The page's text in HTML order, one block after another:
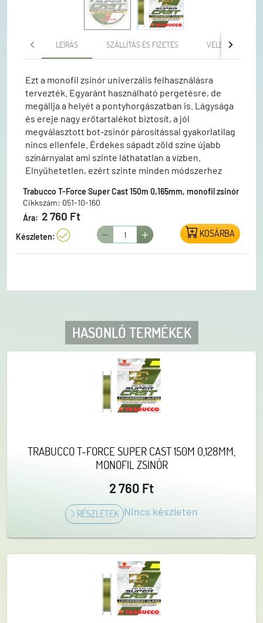
LEÍRÁS SZÁLLÍTÁS ÉS FIZETÉS VÉLEMÉNYEK
Ezt a monofil zsinór univerzális felhasználásra
tervezték. Egyaránt használható pergetésre, de
megállja a helyét a pontyhorgászatban is. Lágysága
és ereje nagy erőtartalékot biztosít, a jól
megválasztott bot-zsinór párosítással gyakorlatilag
nincs ellenfele. Érdekes sápadt zöld színe újabb
színárnyalat ami szinte láthatatlan a vízben.
Elnyűhetetlen, ezért szinte minden módszerhez
Trabucco T-Force Super Cast 150m 0,165mm, monofil zsinór
Cikkszám: 051-10-160
Ára: 2 760 Ft
Készleten: KOSÁRBA
HASONLÓ TERMÉKEK
TRABUCCO T-FORCE SUPER CAST 150M 0,128MM,
MONOFIL ZSINÓR
2 760 Ft
RÉSZLETEK Nincs készleten